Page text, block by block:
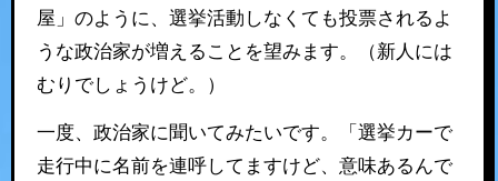
屋」のように、選挙活動しなくても投票されるよ
うな政治家が増えることを望みます。（新人には
むりでしょうけど。）
一度、政治家に聞いてみたいです。「選挙カーで
走行中に名前を連呼してますけど、意味あるんで